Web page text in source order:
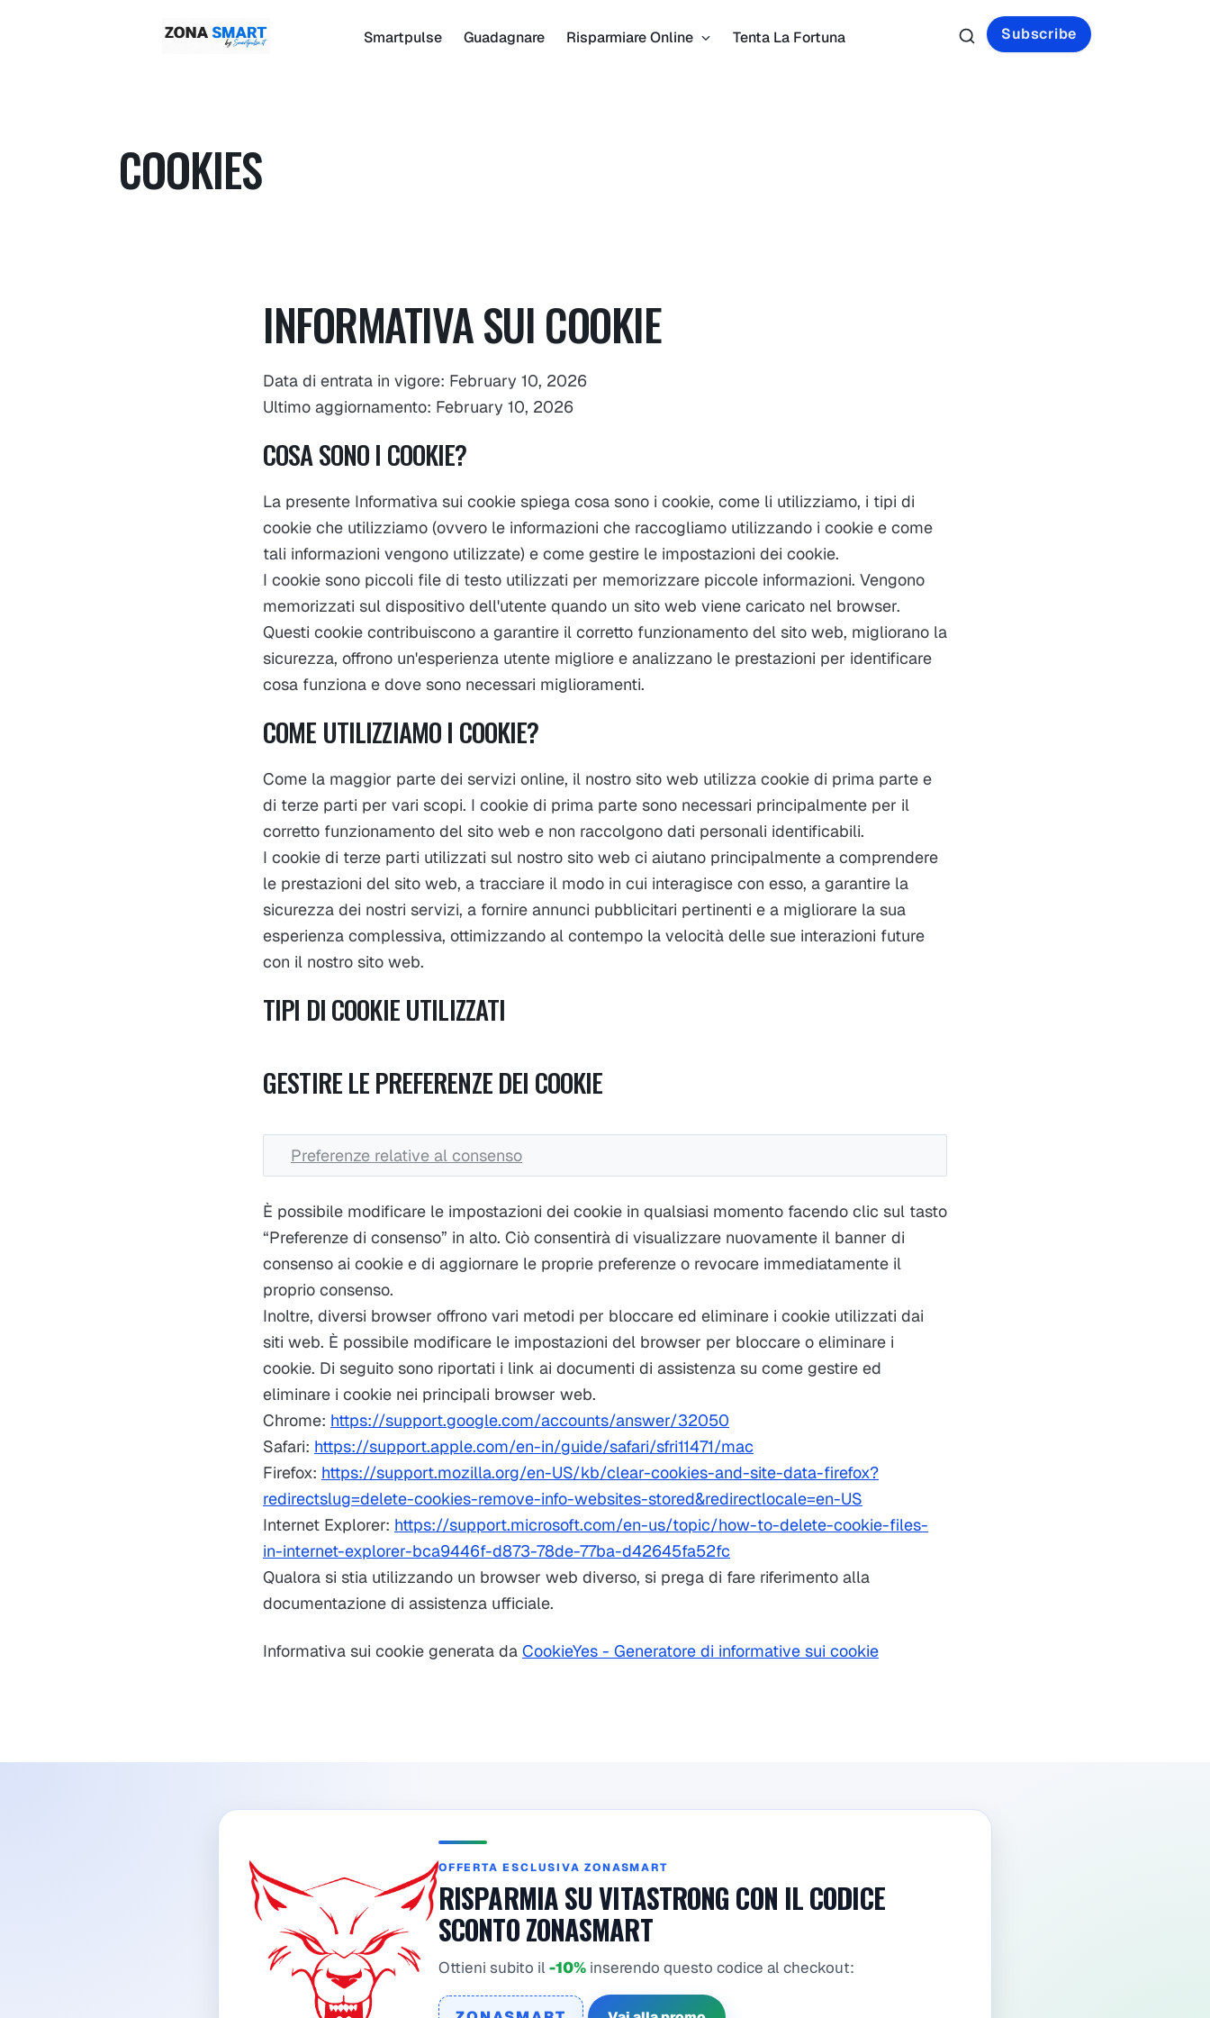
Smartpulse Guadagnare Risparmiare Online Tenta La Fortuna Subscribe
COOKIES
INFORMATIVA SUI COOKIE
Data di entrata in vigore: February 10, 2026
Ultimo aggiornamento: February 10, 2026
COSA SONO I COOKIE?
La presente Informativa sui cookie spiega cosa sono i cookie, come li utilizziamo, i tipi di
cookie che utilizziamo (ovvero le informazioni che raccogliamo utilizzando i cookie e come
tali informazioni vengono utilizzate) e come gestire le impostazioni dei cookie.
I cookie sono piccoli file di testo utilizzati per memorizzare piccole informazioni. Vengono
memorizzati sul dispositivo dell'utente quando un sito web viene caricato nel browser.
Questi cookie contribuiscono a garantire il corretto funzionamento del sito web, migliorano la
sicurezza, offrono un'esperienza utente migliore e analizzano le prestazioni per identificare
cosa funziona e dove sono necessari miglioramenti.
COME UTILIZZIAMO I COOKIE?
Come la maggior parte dei servizi online, il nostro sito web utilizza cookie di prima parte e
di terze parti per vari scopi. I cookie di prima parte sono necessari principalmente per il
corretto funzionamento del sito web e non raccolgono dati personali identificabili.
I cookie di terze parti utilizzati sul nostro sito web ci aiutano principalmente a comprendere
le prestazioni del sito web, a tracciare il modo in cui interagisce con esso, a garantire la
sicurezza dei nostri servizi, a fornire annunci pubblicitari pertinenti e a migliorare la sua
esperienza complessiva, ottimizzando al contempo la velocità delle sue interazioni future
con il nostro sito web.
TIPI DI COOKIE UTILIZZATI
GESTIRE LE PREFERENZE DEI COOKIE
Preferenze relative al consenso
È possibile modificare le impostazioni dei cookie in qualsiasi momento facendo clic sul tasto
“Preferenze di consenso” in alto. Ciò consentirà di visualizzare nuovamente il banner di
consenso ai cookie e di aggiornare le proprie preferenze o revocare immediatamente il
proprio consenso.
Inoltre, diversi browser offrono vari metodi per bloccare ed eliminare i cookie utilizzati dai
siti web. È possibile modificare le impostazioni del browser per bloccare o eliminare i
cookie. Di seguito sono riportati i link ai documenti di assistenza su come gestire ed
eliminare i cookie nei principali browser web.
Chrome: https://support.google.com/accounts/answer/32050
Safari: https://support.apple.com/en-in/guide/safari/sfri11471/mac
Firefox: https://support.mozilla.org/en-US/kb/clear-cookies-and-site-data-firefox?
redirectslug=delete-cookies-remove-info-websites-stored&redirectlocale=en-US
Internet Explorer: https://support.microsoft.com/en-us/topic/how-to-delete-cookie-files-
in-internet-explorer-bca9446f-d873-78de-77ba-d42645fa52fc
Qualora si stia utilizzando un browser web diverso, si prega di fare riferimento alla
documentazione di assistenza ufficiale.
Informativa sui cookie generata da CookieYes - Generatore di informative sui cookie
OFFERTA ESCLUSIVA ZONASMART
RISPARMIA SU VITASTRONG CON IL CODICE
SCONTO ZONASMART
Ottieni subito il -10% inserendo questo codice al checkout: